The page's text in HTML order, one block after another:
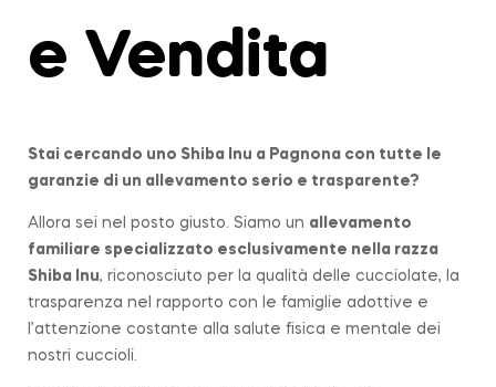
e Vendita
Stai cercando uno Shiba Inu a Pagnona con tutte le
garanzie di un allevamento serio e trasparente?
Allora sei nel posto giusto. Siamo un allevamento
familiare specializzato esclusivamente nella razza
Shiba Inu, riconosciuto per la qualità delle cucciolate, la
trasparenza nel rapporto con le famiglie adottive e
l’attenzione costante alla salute fisica e mentale dei
nostri cuccioli.